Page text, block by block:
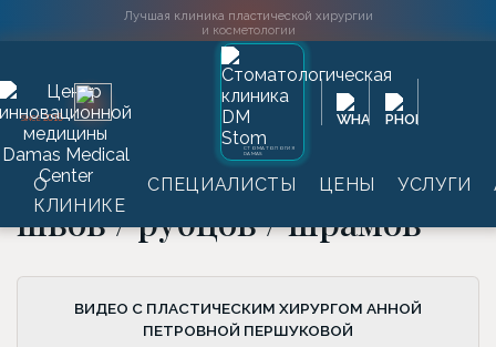
Лучшая клиника пластической хирургии
и косметологии
SINCE2016
СТОМАТОЛОГИЯ
DAMAS
О
КЛИНИКЕ
СПЕЦИАЛИСТЫ ЦЕНЫ УСЛУГИ
Главная →Видео Швы / Рубцы / Шрамы →Хирургическое
лечение швов / рубцов / шрамов
Хирургическое лечение
швов / рубцов / шрамов
ВИДЕО С ПЛАСТИЧЕСКИМ ХИРУРГОМ АННОЙ
ПЕТРОВНОЙ ПЕРШУКОВОЙ